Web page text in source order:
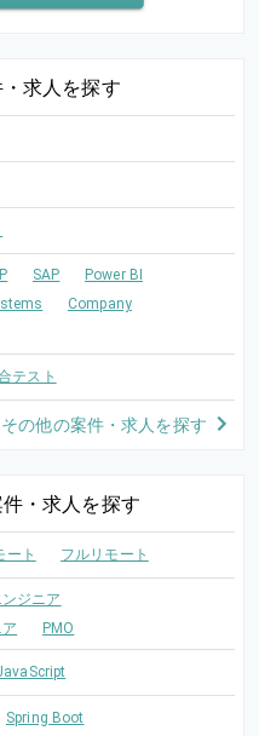
求人を探す
SAP
Power BI
Company
テスト
その他の案件・求人を探す
・求人を探す
ート フルリモート
ジニア
PMO
Spring Boot